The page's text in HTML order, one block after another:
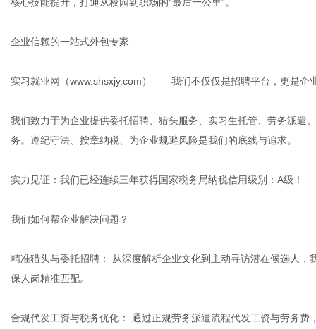
企业信赖的一站式外包专家
实习就业网（www.shsxjy.com）——我们不仅仅是招聘平台，更是企
我们致力于为企业提供委托招聘、猎头服务、实习生托管、 劳务派遣
务。遵纪守法、按章纳税、为企业规避风险是我们的底线与追求。
实力见证：我们已经连续三年获得国家税务局纳税信用级别：A级！
我们如何帮企业解决问题？
精准猎头与委托招聘： 从深度解析企业文化到主动寻访潜在候选人
保人岗精准匹配。
合规代发工资与税务优化： 通过正规劳务派遣流程代发工资与劳务